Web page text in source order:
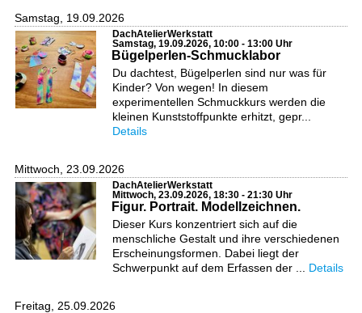
Samstag, 19.09.2026
DachAtelierWerkstatt
Samstag, 19.09.2026, 10:00 - 13:00 Uhr
Bügelperlen-Schmucklabor
Du dachtest, Bügelperlen sind nur was für
Kinder? Von wegen! In diesem
experimentellen Schmuckkurs werden die
kleinen Kunststoffpunkte erhitzt, gepr...
Details
Mittwoch, 23.09.2026
DachAtelierWerkstatt
Mittwoch, 23.09.2026, 18:30 - 21:30 Uhr
Figur. Portrait. Modellzeichnen.
Dieser Kurs konzentriert sich auf die
menschliche Gestalt und ihre verschiedenen
Erscheinungsformen. Dabei liegt der
Schwerpunkt auf dem Erfassen der ... Details
Freitag, 25.09.2026